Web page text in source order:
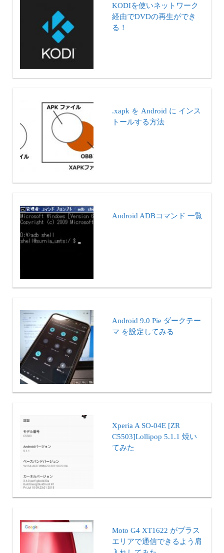
KODIを使いネットワーク
経由でDVDの再生ができ
る！
.xapk を Android に インス
トールする方法
Android ADBコマンド 一覧
Android 9.0 Pie ダークテー
マ を設定してみる
Xperia A SO-04E [ZR
C5503]Lollipop 5.1.1 焼い
てみた
Moto G4 XT1622 がプラス
エリアで通信できるよう肩